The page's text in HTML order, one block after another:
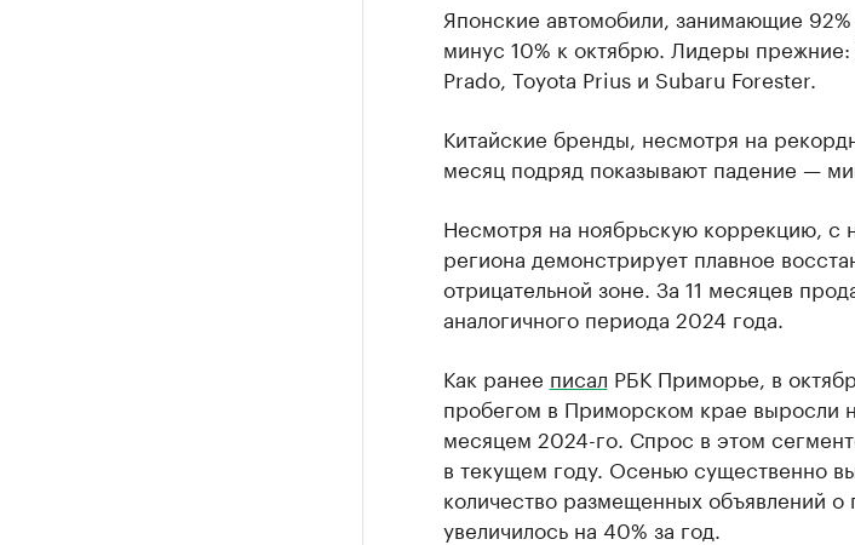
Японские автомобили, занимающие
минус 10% к октябрю. Лидеры
Prado, Toyota Prius и Subaru Forester.
Китайские бренды, несмотря на
месяц подряд показывают падение —
Несмотря на ноябрьскую коррекцию, с
региона демонстрирует плавное
отрицательной зоне. За 11 месяцев
аналогичного периода 2024 года.
Как ранее писал РБК Приморье, в
пробегом в Приморском крае выросли
месяцем 2024-го. Спрос в этом
в текущем году. Осенью существенно
количество размещенных объявлений
увеличилось на 40% за год.